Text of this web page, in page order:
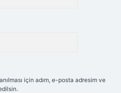
için adım, e-posta adresim ve